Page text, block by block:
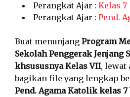
Perangkat Ajar : Kelas 7
Perangkat Ajar : Pend.
Buat menunjang Program
Sekolah Penggerak Jenjang
khsususnya Kelas VII,
bagikan file yang lengkap
Pend. Agama Katolik kelas